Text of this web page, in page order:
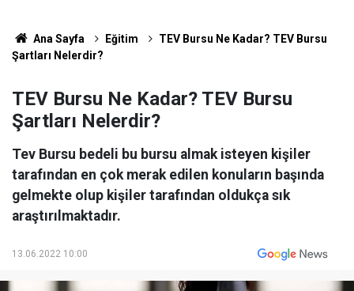
Ana Sayfa Eğitim
TEV Bursu Ne Kadar? TEV Bursu
Şartları Nelerdir?
TEV Bursu Ne Kadar? TEV Bursu
Şartları Nelerdir?
Tev Bursu bedeli bu bursu almak isteyen kişiler
tarafından en çok merak edilen konuların başında
gelmekte olup kişiler tarafından oldukça sık
araştırılmaktadır.
13.06.2022 10:00